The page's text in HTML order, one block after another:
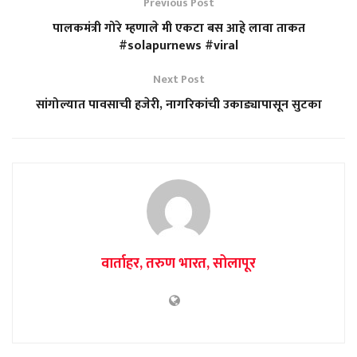
पालकमंत्री गोरे म्हणाले मी एकटा बस आहे लावा ताकत
#solapurnews #viral
Next Post
सांगोल्यात पावसाची हजेरी, नागरिकांची उकाड्यापासून सुटका
वार्ताहर, तरुण भारत, सोलापूर